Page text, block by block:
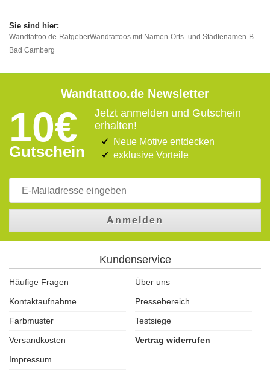
Wandtattoo.de RatgeberWandtattoos mit Namen Orts- und Städtenamen B
Bad Camberg
Wandtattoo.de Newsletter
10€
Gutschein
Jetzt anmelden und Gutschein
erhalten!
Neue Motive entdecken
exklusive Vorteile
Anmelden
Kundenservice
Häufige Fragen
Über uns
Kontaktaufnahme
Pressebereich
Farbmuster
Testsiege
Versandkosten
Vertrag widerrufen
Impressum